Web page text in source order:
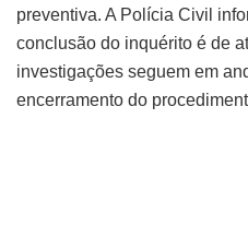
preventiva. A Polícia Civil
conclusão do inquérito é de
investigações seguem em
encerramento do